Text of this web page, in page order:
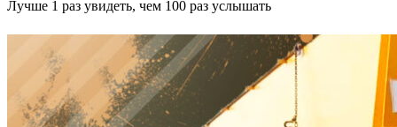
Лучше 1 раз увидеть, чем 100 раз услышать